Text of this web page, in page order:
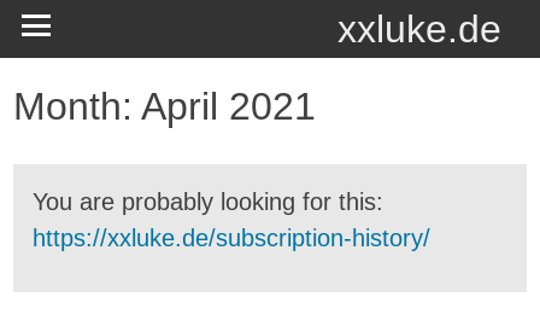
xxluke.de
Month:April 2021
You are probably looking for this:
https://xxluke.de/subscription-history/